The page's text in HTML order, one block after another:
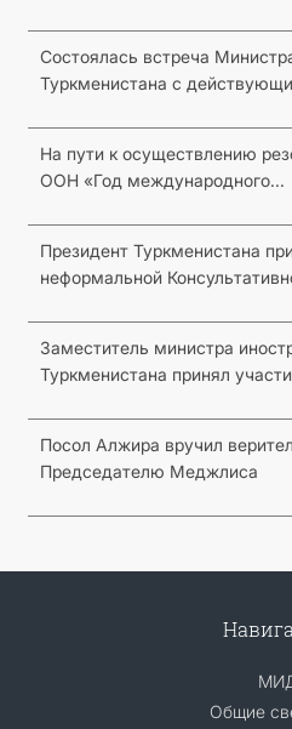
Состоялась встреча
Туркменистана с
На пути к осуществлению
ООН «Год международного...
Президент Туркменистана
неформальной
Заместитель министра
Туркменистана принял
Посол Алжира вручил
Председателю Меджлиса
Общие